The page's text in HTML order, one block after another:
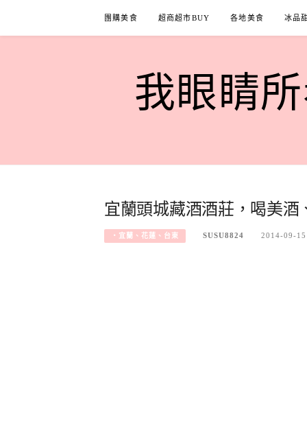
content
團購美食 超商超市BUY 各地美食 冰品
我眼睛所
宜蘭頭城藏酒酒莊，喝美酒
‧宜蘭、花蓮、台東 SUSU8824 2014-09-15